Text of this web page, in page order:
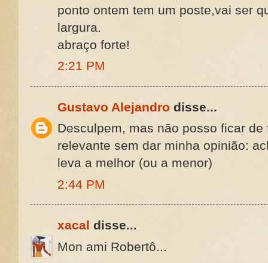
ponto ontem tem um poste,vai ser
largura.
abraço forte!
2:21 PM
Gustavo Alejandro disse...
Desculpem, mas não posso ficar
relevante sem dar minha opinião:
leva a melhor (ou a menor)
2:44 PM
xacal disse...
Mon ami Robertô...